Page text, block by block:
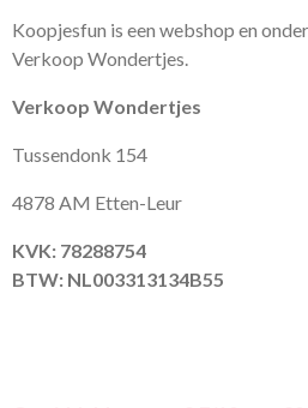
Koopjesfun is een webshop en
Verkoop Wondertjes.
Verkoop Wondertjes
Tussendonk 154
4878 AM Etten-Leur
KVK: 78288754
BTW: NL003313134B55